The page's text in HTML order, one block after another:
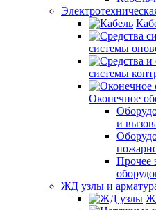
системы
системы
Оконечное
и
Прочее
ЖД узлы и